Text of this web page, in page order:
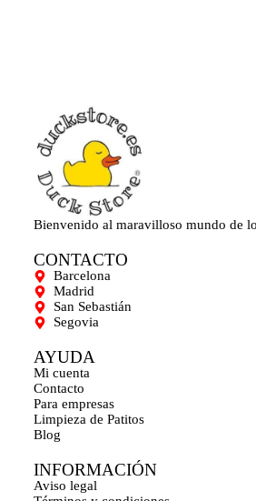
Bienvenido al maravilloso mundo de
CONTACTO
Barcelona
Madrid
San Sebastián
Segovia
AYUDA
Mi cuenta
Contacto
Para empresas
Limpieza de Patitos
Blog
INFORMACIÓN
Aviso legal